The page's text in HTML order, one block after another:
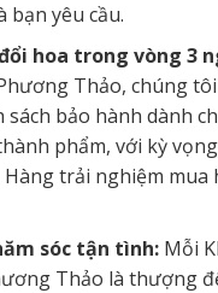
bạn yêu cầu.
hoa trong vòng 3
Thảo, chúng
sách bảo hành dành
phẩm, với kỳ
Hàng trải nghiệm mua
sóc tận tình:Mỗi
Thảo là thượng